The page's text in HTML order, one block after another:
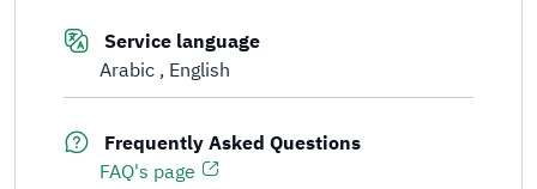
Service language
Arabic English
Frequently Asked Questions
FAQ's page